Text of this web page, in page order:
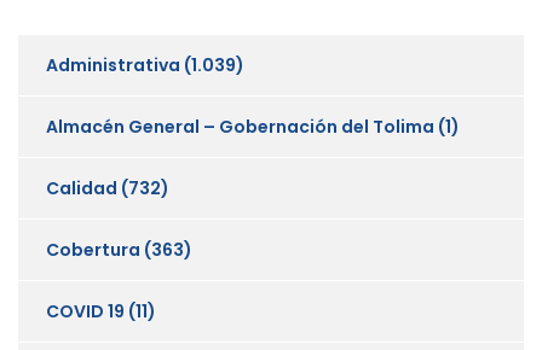
Administrativa (1.039)
Almacén General – Gobernación del Tolima (1)
Calidad (732)
Cobertura (363)
COVID 19 (11)